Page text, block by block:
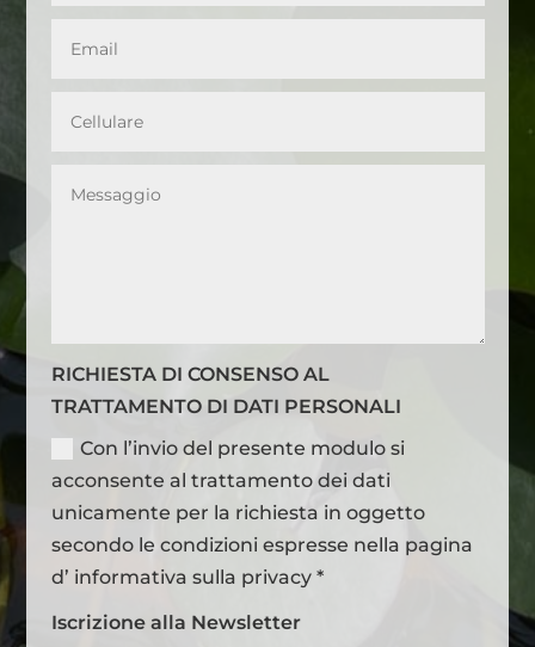
RICHIESTA DI CONSENSO AL
TRATTAMENTO DI DATI PERSONALI
Con l’invio del presente modulo si
acconsente al trattamento dei dati
unicamente per la richiesta in oggetto
secondo le condizioni espresse nella pagina
d’ informativa sulla privacy *
Iscrizione alla Newsletter